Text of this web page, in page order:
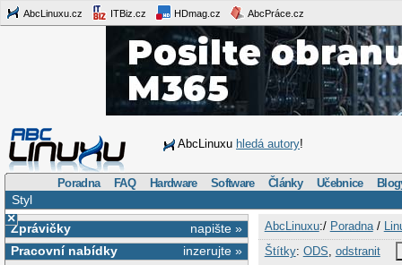
AbcLinuxu.cz ITBiz.cz HDmag.cz AbcPráce.cz
AbcLinuxu hledá autory!
Poradna FAQ Hardware Software Články Učebnice
Styl
×
napište »
Zprávičky
inzerujte »
Pracovní nabídky
AbcLinuxu:/ Poradna/
Štítky: ODS odstranit